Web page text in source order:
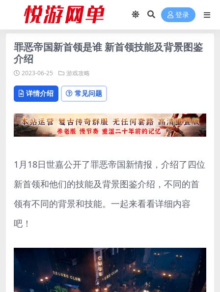
登录
罪恶帝国新首领是谁 新首领技能及背景图鉴
介绍
2023-06-25 游戏攻略
详情介绍 常见问题
1月18日世嘉公开了罪恶帝国新情报，介绍了四位
新首领和他们的技能及背景图鉴介绍，不同的首
领有不同的背景和技能。一起来看看详细内容
吧！